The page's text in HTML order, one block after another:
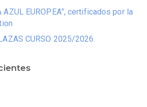
AZUL EUROPEA”, certificados por la
CURSO 2025/2026